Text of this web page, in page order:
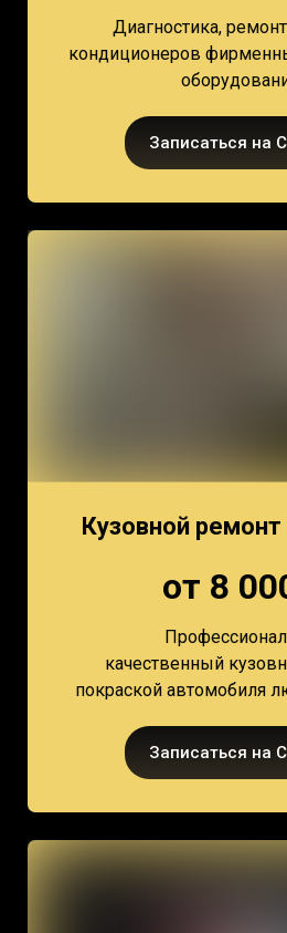
Диагностика,
кондиционеров
Записаться на
Кузовной ремонт
от 8
качественный
покраской автомобиля
Записаться на